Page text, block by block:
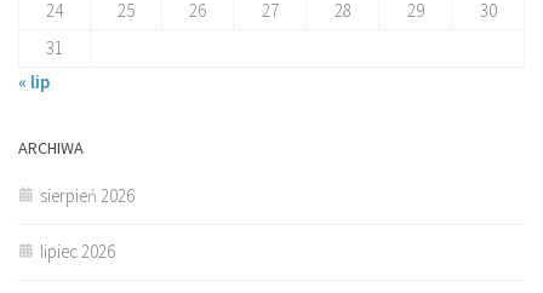
24
25 26 27 28 29
30
31
« lip
ARCHIWA
sierpień 2026
lipiec 2026